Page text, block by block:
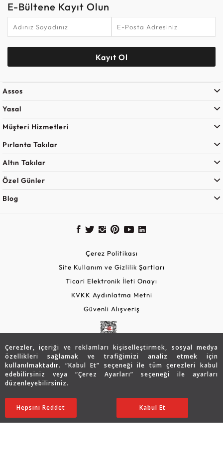
Çerezler, içeriği ve reklamları kişiselleştirmek, sosyal medya
özellikleri sağlamak ve trafiğimizi analiz etmek için
kullanılmaktadır. “Kabul Et” seçeneği ile tüm çerezleri kabul
edebilirsiniz veya “Çerez Ayarları” seçeneği ile ayarları
düzenleyebilirsiniz.
Ayarları Düzenle
Hepsini Reddet Kabul Et
38.638 TL
30.898 TL
29.353 TL SATIN ALIN
E-Bültene Kayıt Olun
Kayıt Ol
Assos
Yasal
Müşteri Hizmetleri
Pırlanta Takılar
Altın Takılar
Özel Günler
Blog
Çerez Politikası
Site Kullanım ve Gizlilik Şartları
Ticari Elektronik İleti Onayı
KVKK Aydınlatma Metni
Güvenli Alışveriş
Copyright © 2026 Assos Pırlanta - Bu sitenin tüm hakları